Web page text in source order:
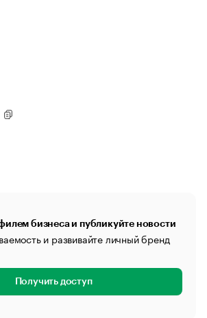
бизнеса и публикуйте новости
и развивайте личный бренд
Получить доступ